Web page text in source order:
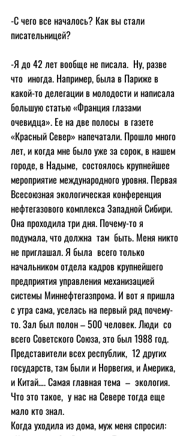
-С чего все началось? Как вы стали
писательницей?
-Я до 42 лет вообще не писала.  Ну, разве
что  иногда. Например, была в Париже в
какой-то делегации в молодости и написала
большую статью «Франция глазами
очевидца». Ее на две полосы  в газете
«Красный Север» напечатали. Прошло много
лет, и когда мне было уже за сорок, в нашем
городе, в Надыме,  состоялось крупнейшее
мероприятие международного уровня. Первая
Всесоюзная экологическая конференция
нефтегазового комплекса Западной Сибири.
Она проходила три дня. Почему-то я
подумала, что должна  там  быть. Меня никто
не приглашал. Я была  всего только
начальником отдела кадров крупнейшего
предприятия управления механизацией
системы Миннефтегазпрома. И вот я пришла
с утра сама, уселась на первый ряд почему-
то. Зал был полон – 500 человек. Люди  со
всего Советского Союза, это был 1988 год.
Представители всех республик,  12 других
государств, там были и Норвегия, и Америка,
и Китай…. Самая главная тема  –  экология.
Что это такое,  у нас на Севере тогда еще
мало кто знал.
Когда уходила из дома, муж меня спросил: